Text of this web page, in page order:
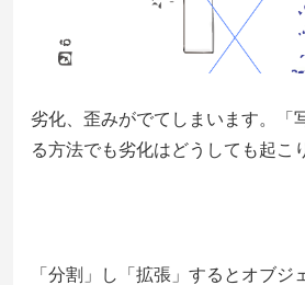
劣化、歪みがでてしまいます。「
る方法でも劣化はどうしても起こ
「分割」し「拡張」するとオブジ